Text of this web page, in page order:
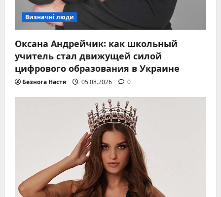
Визначні люди
Оксана Андрейчик: как школьный
учитель стал движущей силой
цифрового образования в Украине
Безнога Настя 05.08.2026 0